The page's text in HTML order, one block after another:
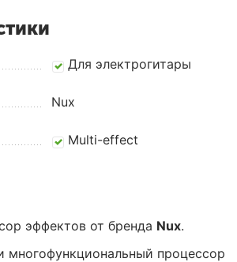
Для электрогитары
Nux
Multi-effect
эффектов от бренда Nux.
многофункциональный процессор